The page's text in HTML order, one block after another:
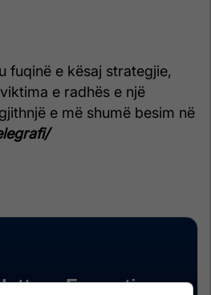
fuqinë e kësaj strategjie,
e radhës e një
e më shumë besim në